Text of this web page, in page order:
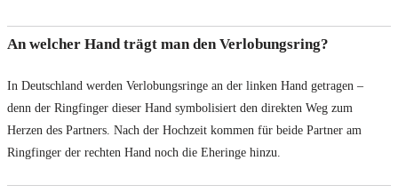
An welcher Hand trägt man den Verlobungsring?
In Deutschland werden Verlobungsringe an der linken Hand getragen –
denn der Ringfinger dieser Hand symbolisiert den direkten Weg zum
Herzen des Partners. Nach der Hochzeit kommen für beide Partner am
Ringfinger der rechten Hand noch die Eheringe hinzu.